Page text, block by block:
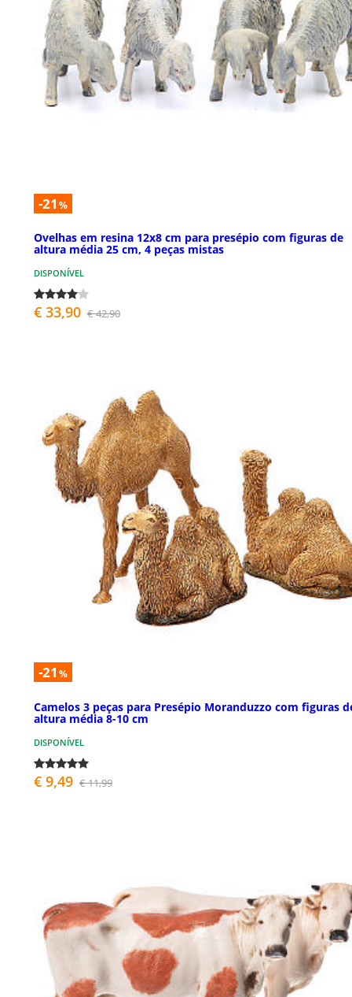
-21 %
Ovelhas em resina 12x8 cm para presépio com figuras de
altura média 25 cm, 4 peças mistas
DISPONÍVEL
€ 33,90 € 42,90
-21 %
Camelos 3 peças para Presépio Moranduzzo com figuras
altura média 8-10 cm
DISPONÍVEL
€ 9,49 € 11,99